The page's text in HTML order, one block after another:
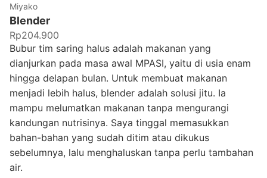
Miyako
Blender
Rp204.900
Bubur tim saring halus adalah makanan yang
dianjurkan pada masa awal MPASI, yaitu di usia enam
hingga delapan bulan. Untuk membuat makanan
menjadi lebih halus, blender adalah solusi jitu. Ia
mampu melumatkan makanan tanpa mengurangi
kandungan nutrisinya. Saya tinggal memasukkan
bahan-bahan yang sudah ditim atau dikukus
sebelumnya, lalu menghaluskan tanpa perlu tambahan
air.